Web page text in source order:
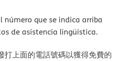
número que se indica arriba
de asistencia lingüística.
打上面的電話號碼以獲得免費的